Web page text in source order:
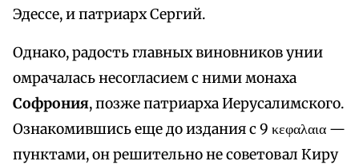
Эдессе, и патриарх Сергий.
Однако, радость главных виновников унии
омрачалась несогласием с ними монаха
Софрония, позже патриарха Иерусалимского.
Ознакомившись еще до издания с 9 κεφαλαια —
пунктами, он решительно не советовал Киру